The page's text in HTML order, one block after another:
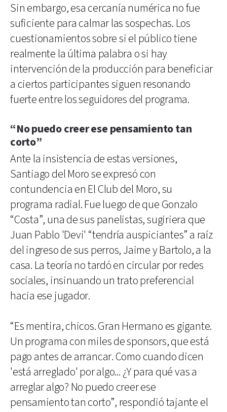
Sin embargo, esa cercanía numérica no fue
suficiente para calmar las sospechas. Los
cuestionamientos sobre si el público tiene
realmente la última palabra o si hay
intervención de la producción para beneficiar
a ciertos participantes siguen resonando
fuerte entre los seguidores del programa.
“No puedo creer ese pensamiento tan
corto”
Ante la insistencia de estas versiones,
Santiago del Moro se expresó con
contundencia en El Club del Moro, su
programa radial. Fue luego de que Gonzalo
“Costa”, una de sus panelistas, sugiriera que
Juan Pablo 'Devi' “tendría auspiciantes” a raíz
del ingreso de sus perros, Jaime y Bartolo, a la
casa. La teoría no tardó en circular por redes
sociales, insinuando un trato preferencial
hacia ese jugador.
“Es mentira, chicos. Gran Hermano es gigante.
Un programa con miles de sponsors, que está
pago antes de arrancar. Como cuando dicen
'está arreglado' por algo... ¿Y para qué vas a
arreglar algo? No puedo creer ese
pensamiento tan corto”, respondió tajante el